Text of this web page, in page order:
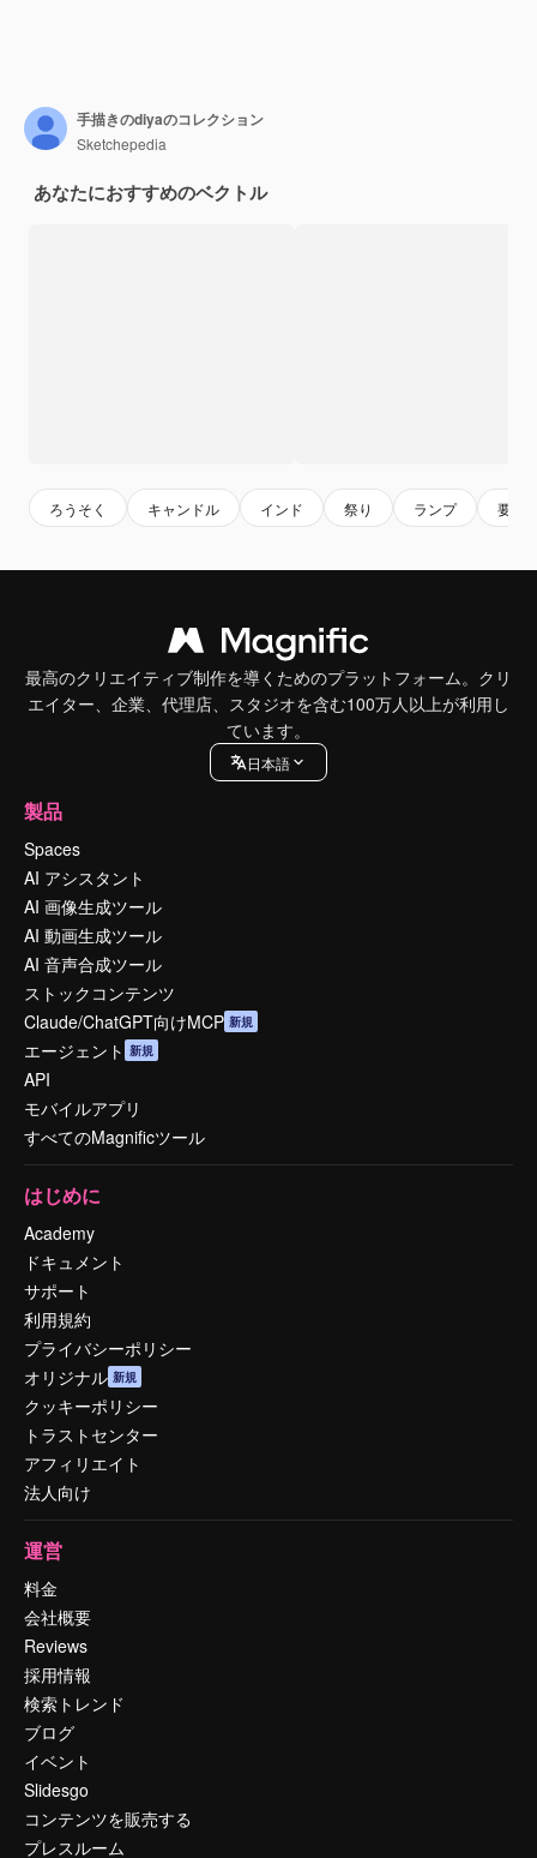
手描きのdiyaのコレクション
Sketchepedia
あなたにおすすめのベクトル
ろうそく キャンドル インド 祭り ランプ 要素
最高のクリエイティブ制作を導くためのプラットフォーム。クリ
エイター、企業、代理店、スタジオを含む100万人以上が利用し
ています。
日本語
製品
Spaces
AI アシスタント
AI 画像生成ツール
AI 動画生成ツール
AI 音声合成ツール
ストックコンテンツ
Claude/ChatGPT向けMCP 新規
エージェント 新規
API
モバイルアプリ
すべてのMagnificツール
はじめに
Academy
ドキュメント
サポート
利用規約
プライバシーポリシー
オリジナル 新規
クッキーポリシー
トラストセンター
アフィリエイト
法人向け
運営
料金
会社概要
Reviews
採用情報
検索トレンド
ブログ
イベント
Slidesgo
コンテンツを販売する
プレスルーム